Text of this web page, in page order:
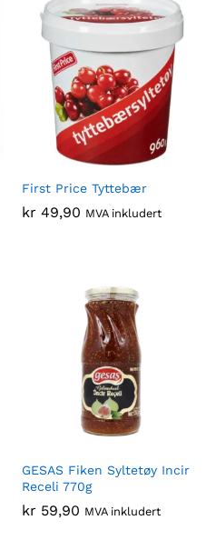
First Price Tyttebær
kr 49,90 MVA inkludert
GESAS Fiken Syltetøy Incir
Receli 770g
kr 59,90 MVA inkludert